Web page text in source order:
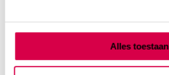
Alles toestaan